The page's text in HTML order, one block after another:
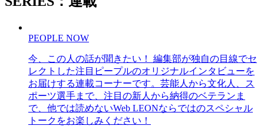
PEOPLE NOW
今、この人の話が聞きたい！ 編集部が独自の目線でセ
レクトした注目ピープルのオリジナルインタビューを
お届けする連載コーナーです。芸能人から文化人、ス
ポーツ選手まで、注目の新人から納得のベテランま
で、他では読めないWeb LEONならではのスペシャル
トークをお楽しみください！